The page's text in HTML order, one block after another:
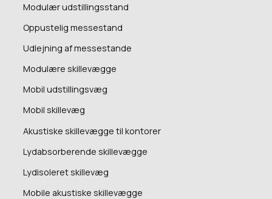
Modulær udstillingsstand
Oppustelig messestand
Udlejning af messestande
Modulære skillevægge
Mobil udstillingsvæg
Mobil skillevæg
Akustiske skillevægge til kontorer
Lydabsorberende skillevægge
Lydisoleret skillevæg
Mobile akustiske skillevægge